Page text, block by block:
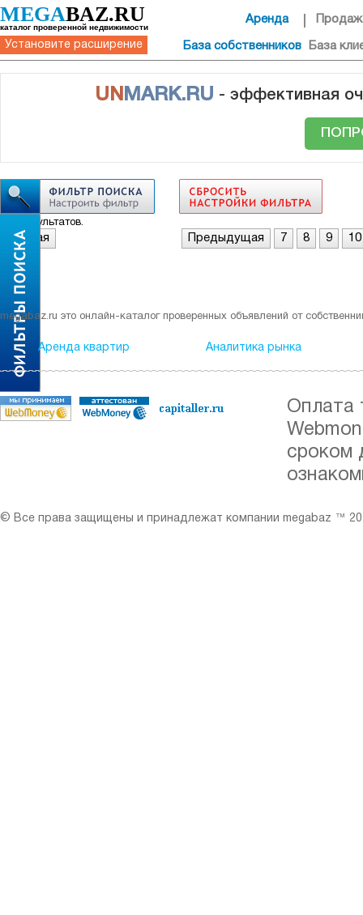
MEGABAZ.RU
каталог проверенной недвижимости
Установите расширение
Аренда
База собственников База
UN MARK.RU - эффективная
Нет результатов.
Первая Предыдущая 7 8 9 10
megabaz.ru это онлайн-каталог проверенных объявлений от
Аренда квартир Аналитика рынка
Оплата
сроком
© Все права защищены и принадлежат компании megabaz ™